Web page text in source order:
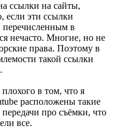
ссылки на сайты,
если эти ссылки
перечисленным в
нечасто. Многие, но не
права. Поэтому в
такой ссылки
в том, что я
расположены такие
про съёмки, что
все.